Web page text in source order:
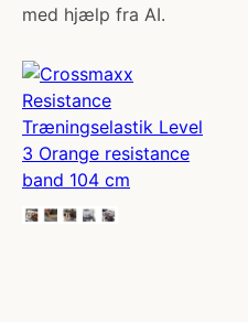
med hjælp fra AI.